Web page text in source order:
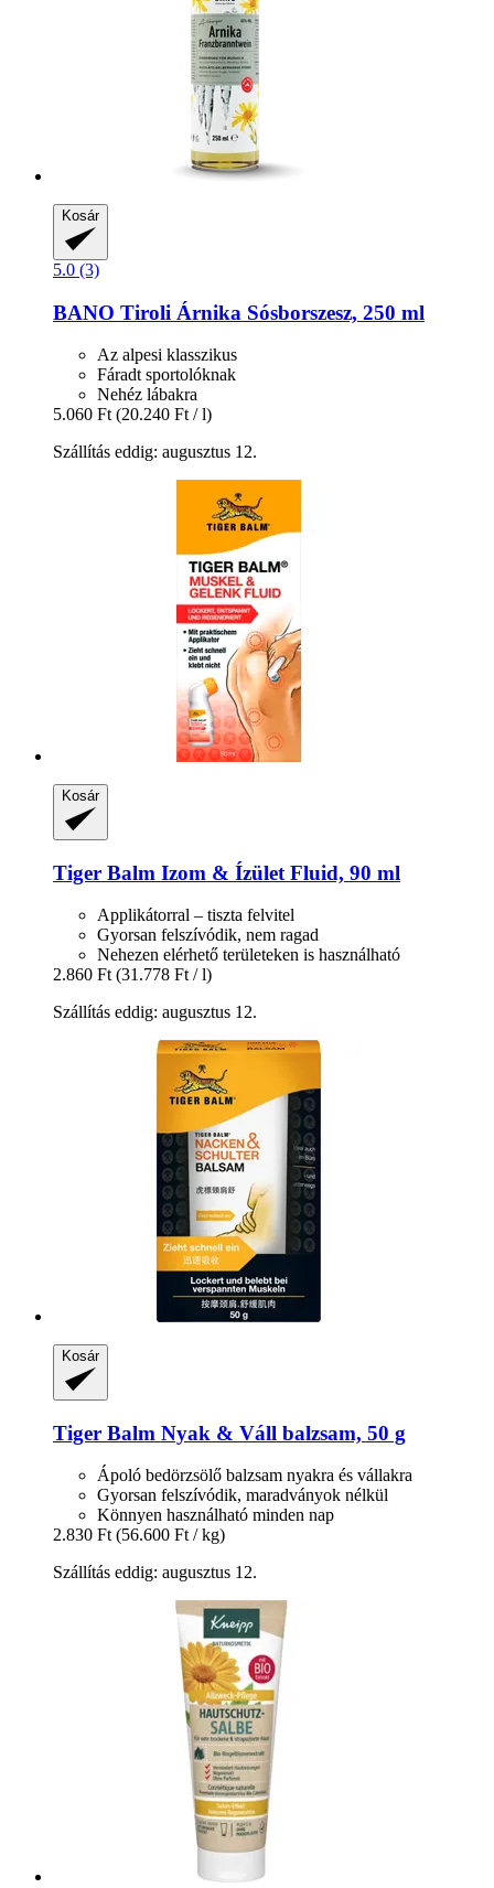
Kosár
5.0 (3)
BANO Tiroli Árnika Sósborszesz, 250 ml
Az alpesi klasszikus
Fáradt sportolóknak
Nehéz lábakra
5.060 Ft (20.240 Ft / l)
Szállítás eddig: augusztus 12.
Kosár
Tiger Balm Izom & Ízület Fluid, 90 ml
Applikátorral – tiszta felvitel
Gyorsan felszívódik, nem ragad
Nehezen elérhető területeken is használható
2.860 Ft (31.778 Ft / l)
Szállítás eddig: augusztus 12.
Kosár
Tiger Balm Nyak & Váll balzsam, 50 g
Ápoló bedörzsölő balzsam nyakra és vállakra
Gyorsan felszívódik, maradványok nélkül
Könnyen használható minden nap
2.830 Ft (56.600 Ft / kg)
Szállítás eddig: augusztus 12.